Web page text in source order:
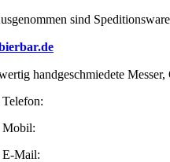
sind
handgeschmiedete
Telefon:
Mobil:
E-Mail: